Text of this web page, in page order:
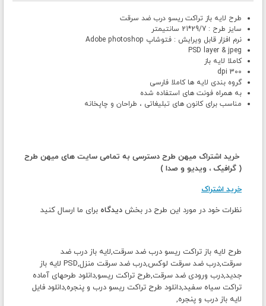
طرح لایه باز تراکت ریسو درب ضد سرقت
سایز طرح : 29/7*21 سانتیمتر
نرم افزار قابل ویرایش : فتوشاپ Adobe photoshop
PSD layer & jpeg
کاملا لایه باز
300 dpi
گروه بندی لایه ها کاملا فارسی
به همراه فونت های استفاده شده
مناسب برای کانون های تبلیغاتی ، طراحان و چاپخانه
خرید اشتراک میهن طرح دسترسی به تمامی سایت های میهن طرح
( گرافیک ، ویدیو و صدا )
خرید اشتراک
نظرات خود در مورد این طرح در بخش دیدگاه برای ما ارسال کنید
طرح لایه باز تراکت ریسو درب ضد سرقت,لایه باز درب ضد
سرقت,درب ضد سرقت لوکس,درب ضد سرقت منزل,PSD لایه باز
جدید,درب ورودی ضد سرقت,طرح تراکت ریسو,دانلود طرحهای آماده
تراکت سیاه سفید,دانلود طرح تراکت ریسو درب و پنجره,دانلود فایل
لایه باز درب و پنجره,